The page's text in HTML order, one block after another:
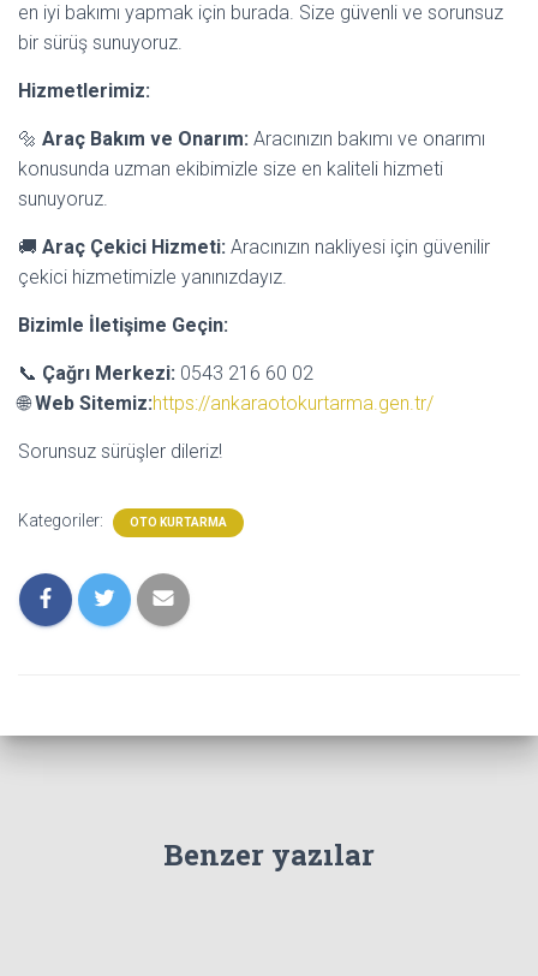
en iyi bakımı yapmak için burada. Size güvenli ve sorunsuz
bir sürüş sunuyoruz.
Hizmetlerimiz:
🔩 Araç Bakım ve Onarım: Aracınızın bakımı ve onarımı
konusunda uzman ekibimizle size en kaliteli hizmeti
sunuyoruz.
🚚 Araç Çekici Hizmeti: Aracınızın nakliyesi için güvenilir
çekici hizmetimizle yanınızdayız.
Bizimle İletişime Geçin:
📞 Çağrı Merkezi: 0543 216 60 02
🌐Web Sitemiz:https://ankaraotokurtarma.gen.tr/
Sorunsuz sürüşler dileriz!
Kategoriler: OTO KURTARMA
Benzer yazılar